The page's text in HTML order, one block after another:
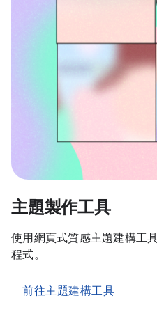
主題製作工具
使用網頁式質感主題建構工
程式。
前往主題建構工具